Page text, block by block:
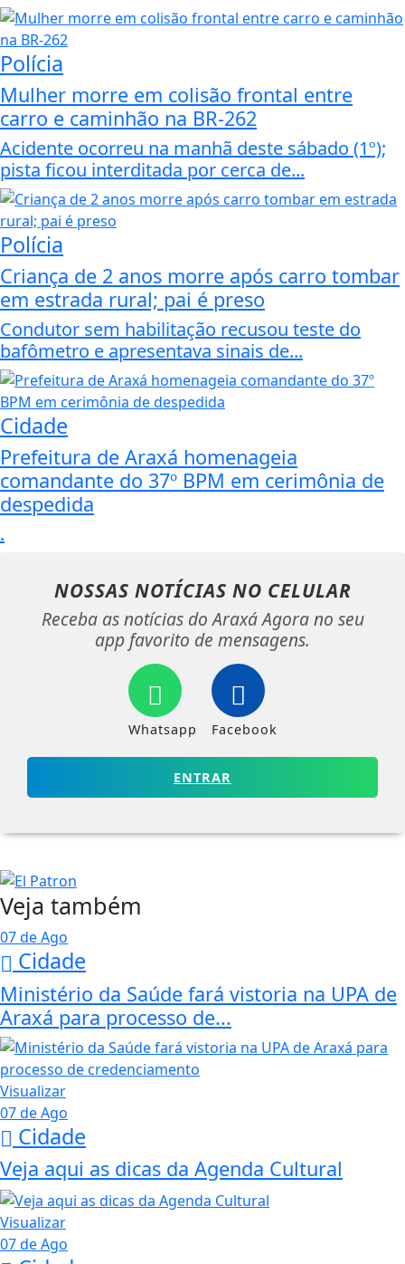
Polícia
Mulher morre em colisão frontal entre
carro e caminhão na BR-262
Acidente ocorreu na manhã deste sábado (1º);
pista ficou interditada por cerca de...
Polícia
Criança de 2 anos morre após carro tombar
em estrada rural; pai é preso
Condutor sem habilitação recusou teste do
bafômetro e apresentava sinais de...
Cidade
Prefeitura de Araxá homenageia
comandante do 37º BPM em cerimônia de
despedida
.
NOSSAS NOTÍCIAS NO CELULAR
Receba as notícias do Araxá Agora no seu
app favorito de mensagens.
Whatsapp Facebook
ENTRAR
Veja também
07 de Ago
Cidade
Ministério da Saúde fará vistoria na UPA de
Araxá para processo de...
Visualizar
07 de Ago
Cidade
Veja aqui as dicas da Agenda Cultural
Visualizar
07 de Ago